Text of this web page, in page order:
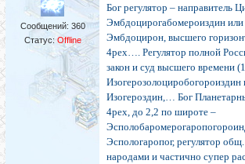
Сообщений: 360
Статус: Offline
Бог регулятор – направитель
Эмбдоцирогабомероиздин
Эмбдоцирон, высшего
4рех…. Регулятор полной
закон и суд высшего времени
Изогероздин,… Бог
4рех, до 2,2 по широте –
Эспологаропог, регулятор
народами и частично супер